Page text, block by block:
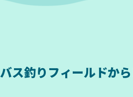
バス釣りフィールドから